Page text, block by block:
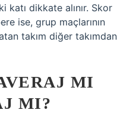
katı dikkate alınır. Skor
ise, grup maçlarının
takım diğer takımdan
MI
MI?